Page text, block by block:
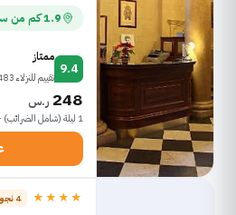
1.9 كم من ساحة المدينة القديمة
9.4
ممتاز
تقييم للنزلاء 483
248 ر.س
1 ليلة (شامل الضرائب) · 1 غرفة
★★★★ 4 نجوم